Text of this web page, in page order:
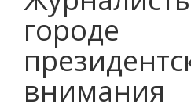
городе
внимания